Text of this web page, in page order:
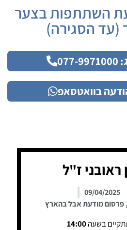
השתתפות בצער
(עד הסגירה)
בוואטסאפ
ראובני ז"ל
09/04/2025
,פרסום מודעת אבל בהארץ
בשעה14:00